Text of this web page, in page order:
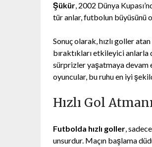
Şükür, 2002 Dünya
tür anlar, futbolun büyüsünü
Sonuç olarak, hızlı goller
bıraktıkları etkileyici anlarla
sürprizler yaşatmaya devam
oyuncular, bu ruhu en iyi
Hızlı Gol
Futbolda hızlı goller,
unsurdur. Maçın başlama